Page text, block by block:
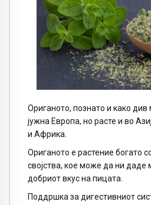
Ориганото, познато и како див
јужна Европа, но расте и во
и Африка.
Ориганото е растение богато
својства, кое може да ни даде
добриот вкус на пицата.
Поддршка за дигестивниот